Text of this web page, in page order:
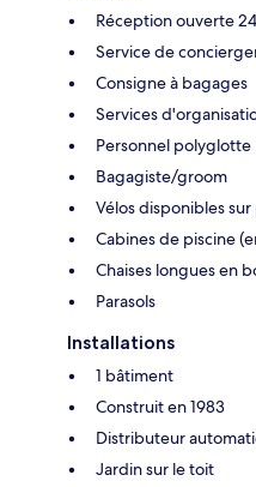
Réception ouverte
Service de
Consigne à bagages
Services
Personnel polyglotte
Bagagiste/groom
Vélos disponibles sur
Cabines de piscine
Chaises longues en
Parasols
Installations
1 bâtiment
Construit en 1983
Distributeur
Jardin sur le toit